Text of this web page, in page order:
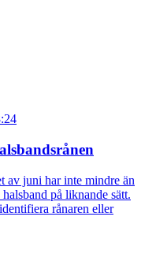
juni har inte mindre än
på liknande sätt.
rånaren eller